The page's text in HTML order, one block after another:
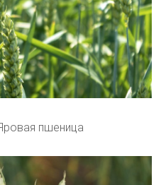
пшеница